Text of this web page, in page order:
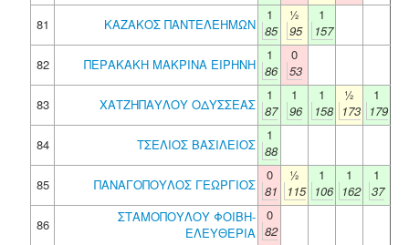
81
ΚΑΖΑΚΟΣ ΠΑΝΤΕΛΕΗΜΩΝ
1
85
½
95
1
157
82
ΠΕΡΑΚΑΚΗ ΜΑΚΡΙΝΑ ΕΙΡΗΝΗ
1
86
0
53
83
ΧΑΤΖΗΠΑΥΛΟΥ ΟΔΥΣΣΕΑΣ
1
87
1
96
1
158
½
173
1
179
84
ΤΣΕΛΙΟΣ ΒΑΣΙΛΕΙΟΣ
1
88
85
ΠΑΝΑΓΟΠΟΥΛΟΣ ΓΕΩΡΓΙΟΣ
0
81
½
115
1
106
1
162
1
37
86
ΣΤΑΜΟΠΟΥΛΟΥ ΦΟΙΒΗ-
ΕΛΕΥΘΕΡΙΑ
0
82